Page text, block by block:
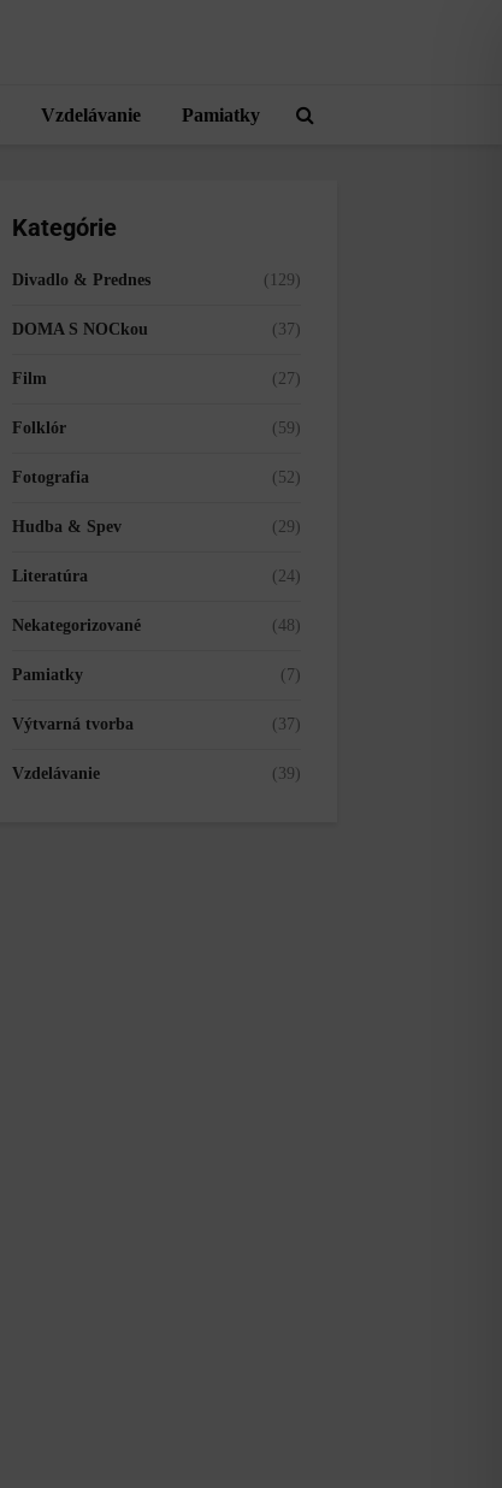
Vzdelávanie Pamiatky
Kategórie
Divadlo & Prednes (129)
DOMA S NOCkou (37)
Film (27)
Folklór (59)
Fotografia (52)
Hudba & Spev (29)
Literatúra (24)
Nekategorizované (48)
Pamiatky (7)
Výtvarná tvorba (37)
Vzdelávanie (39)